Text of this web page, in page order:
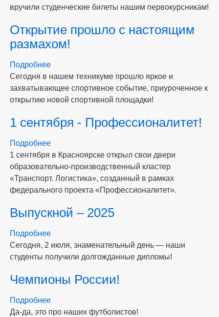
—
КТТиС!
вручили студенческие билеты нашим первокурсникам!
Открытие прошло с настоящим
размахом!
Подробнее
Открытие
прошло
с
размахом!
Сегодня в нашем техникуме прошло яркое и
захватывающее спортивное событие, приуроченное к
открытию новой спортивной площадки!
1 сентября - Профессионалитет!
Подробнее
1
сентября
-
Профессионалитет!
1 сентября в Красноярске открыл свои двери
образовательно-производственный кластер
«Транспорт. Логистика», созданный в рамках
федерального проекта «Профессионалитет».
Выпускной – 2025
Подробнее
Выпускной
–
Сегодня, 2 июля, знаменательный день — наши
студенты получили долгожданные дипломы!
Чемпионы России!
Подробнее
Чемпионы
Да-да, это про наших футболистов!